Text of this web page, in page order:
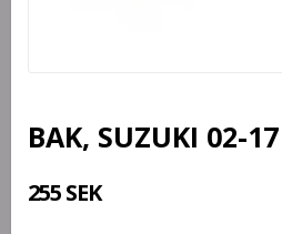
BAK, SUZUKI 02-
255 SEK